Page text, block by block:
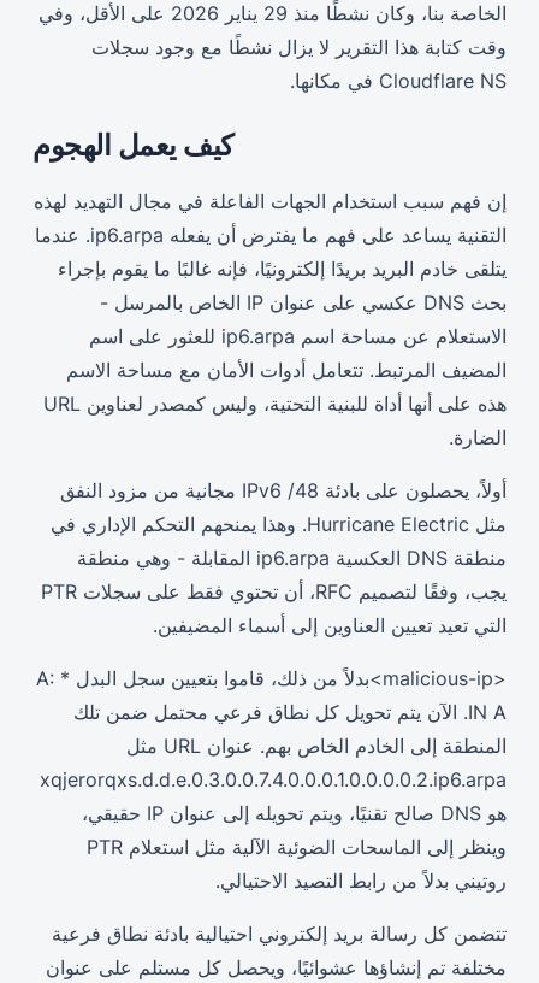
الخاصة بنا، وكان نشطًا منذ 29 يناير 2026 على الأقل، وفي
وقت كتابة هذا التقرير لا يزال نشطًا مع وجود سجلات
Cloudflare NS في مكانها.
كيف يعمل الهجوم
إن فهم سبب استخدام الجهات الفاعلة في مجال التهديد لهذه
التقنية يساعد على فهم ما يفترض أن يفعله ip6.arpa. عندما
يتلقى خادم البريد بريدًا إلكترونيًا، فإنه غالبًا ما يقوم بإجراء
بحث DNS عكسي على عنوان IP الخاص بالمرسل -
الاستعلام عن مساحة اسم ip6.arpa للعثور على اسم
المضيف المرتبط. تتعامل أدوات الأمان مع مساحة الاسم
هذه على أنها أداة للبنية التحتية، وليس كمصدر لعناوين URL
الضارة.
أولاً، يحصلون على بادئة IPv6 /48 مجانية من مزود النفق
مثل Hurricane Electric. وهذا يمنحهم التحكم الإداري في
منطقة DNS العكسية ip6.arpa المقابلة - وهي منطقة
يجب، وفقًا لتصميم RFC، أن تحتوي فقط على سجلات PTR
التي تعيد تعيين العناوين إلى أسماء المضيفين.
<malicious-ip>بدلاً من ذلك، قاموا بتعيين سجل البدل A: *
IN A. الآن يتم تحويل كل نطاق فرعي محتمل ضمن تلك
المنطقة إلى الخادم الخاص بهم. عنوان URL مثل
xqjerorqxs.d.d.e.0.3.0.0.7.4.0.0.0.1.0.0.0.0.2.ip6.arpa
هو DNS صالح تقنيًا، ويتم تحويله إلى عنوان IP حقيقي،
وينظر إلى الماسحات الضوئية الآلية مثل استعلام PTR
روتيني بدلاً من رابط التصيد الاحتيالي.
تتضمن كل رسالة بريد إلكتروني احتيالية بادئة نطاق فرعية
مختلفة تم إنشاؤها عشوائيًا، ويحصل كل مستلم على عنوان